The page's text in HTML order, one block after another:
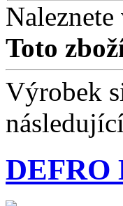
Toto
Výrobek